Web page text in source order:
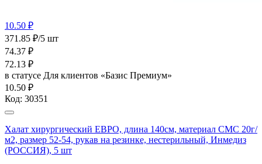
10.50 ₽
371.85 ₽/5 шт
74.37 ₽
72.13 ₽
в статусе Для клиентов «Базис Премиум»
10.50 ₽
Код: 30351
Халат хирургический ЕВРО, длина 140см, материал СМС 20г/
м2, размер 52-54, рукав на резинке, нестерильный, Инмедиз
(РОССИЯ), 5 шт